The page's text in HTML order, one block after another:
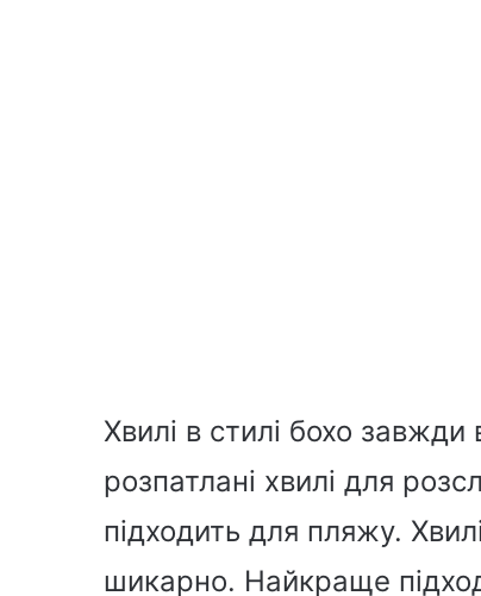
Хвилі в стилі бохо завжди
розпатлані хвилі для
підходить для пляжу.
шикарно. Найкраще